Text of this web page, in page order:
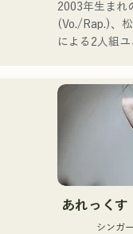
2026年6月3日
「Hello say
2003年生まれ
(Vo./Rap.)、
による2人組
た楽曲と、温
る歌声で、聴
っと寄り添う
1stシングル「
を2025年1月
あれっくす
シンガ